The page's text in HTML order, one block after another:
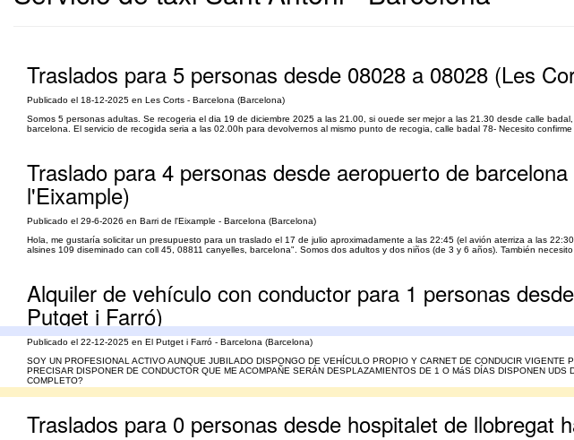
Traslados para 5 personas desde 08028 a 08028 (Les
Publicado el 18-12-2025 en Les Corts - Barcelona (Barcelona)
Somos 5 personas adultas. Se recogeria el dia 19 de diciembre 2025 a las 21.00, si ouede ser mejor a las 21.30 desde calle
barcelona. El servicio de recogida seria a las 02.00h para devolvernos al mismo punto de recogia, calle badal 78- Necesito
Traslado para 4 personas desde aeropuerto de
l'Eixample)
Publicado el 29-6-2026 en Barri de l'Eixample - Barcelona (Barcelona)
Hola, me gustaría solicitar un presupuesto para un traslado el 17 de julio aproximadamente a las 22:45 (el avión aterriza a las
alsines 109 diseminado can coll 45, 08811 canyelles, barcelona". Somos dos adultos y dos niños (de 3 y 6 años). También
Alquiler de vehículo con conductor para 1 personas
Putget i Farró)
Publicado el 22-12-2025 en El Putget i Farró - Barcelona (Barcelona)
SOY UN PROFESIONAL ACTIVO AUNQUE JUBILADO DISPONGO DE VEHÍCULO PROPIO Y CARNET DE CONDUCIR VIGENTE
PRECISAR DISPONER DE CONDUCTOR QUE ME ACOMPAÑE SERÁN DESPLAZAMIENTOS DE 1 O MáS DÍAS DISPONEN
COMPLETO?
Traslados para 0 personas desde hospitalet de llobregat